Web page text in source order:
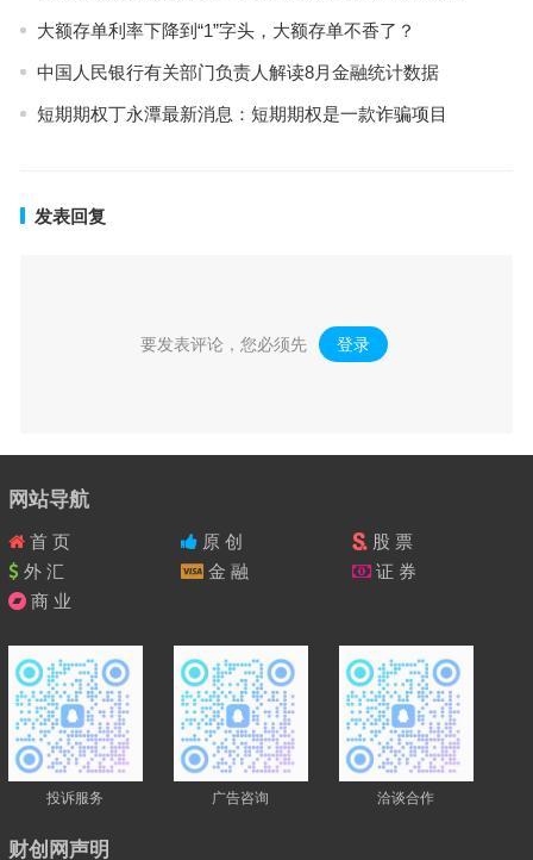
大额存单利率下降到“1”字头，大额存单不香了？
中国人民银行有关部门负责人解读8月金融统计数据
短期期权丁永潭最新消息：短期期权是一款诈骗项目
发表回复
要发表评论，您必须先 登录 。
网站导航
首 页 原 创
股 票
外 汇
金 融
证 券
商 业
投诉服务 广告咨询 洽谈合作
财创网声明